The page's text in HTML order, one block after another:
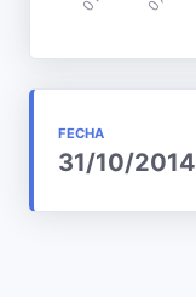
FECHA
31/10/2014